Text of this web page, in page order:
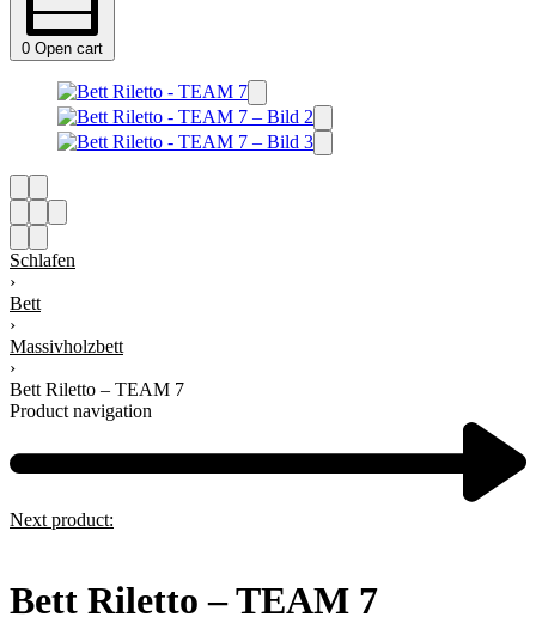
0 Open cart
Schlafen
›
Bett
›
Massivholzbett
›
Bett Riletto – TEAM 7
Product navigation
Next product:
Bett Riletto – TEAM 7